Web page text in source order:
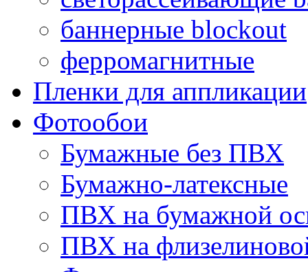
баннерные blockout
ферромагнитные
Пленки для аппликации
Фотообои
Бумажные без ПВХ
Бумажно-латексные
ПВХ на бумажной
ПВХ на